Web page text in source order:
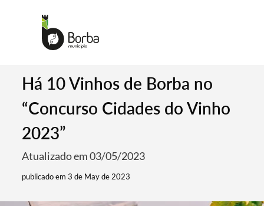
Há 10 Vinhos de Borba no
“Concurso Cidades do Vinho
2023”
Atualizado em 03/05/2023
publicado em 3 de May de 2023